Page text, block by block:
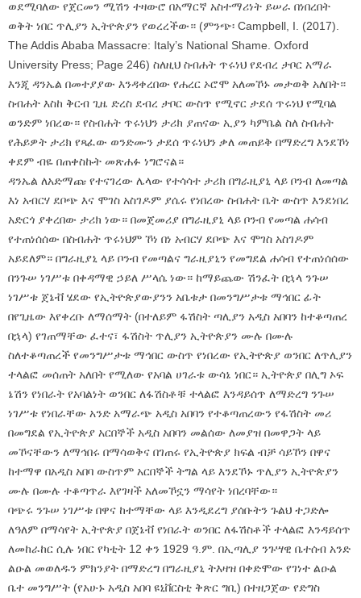
ወደሚባለው የጀርመን ሚሽን ተዛውሮ በአማርኛ አስተማሪነት ይሠራ በነበረበት
ወቅት ነበር ጥሊያን ኢትዮጵያን የወረረችው። (ምንጭ፡ Campbell, I. (2017).
The Addis Ababa Massacre: Italy’s National Shame. Oxford
University Press; Page 246) ስለዚህ ስብሐት ጥሩነህ የደብረ ታቦር አማራ
እንጂ ዳንኤል በመተያያው እንዳቀረበው የሐረር ኦሮሞ አለመኾኑ መታወቅ አለበት።
ስብሐት እስከ ቅርብ ጊዜ ድረስ ደብረ ታቦር ውስጥ የሚኖር ታደሰ ጥሩነህ የሚባል
ወንድም ነበረው። የስብሐት ጥሩነህን ታሪክ ያጠናው ኢያን ካምቤል ስለ ስብሐት
የሕይዎት ታሪክ የጻፈው ወንድሙን ታደሰ ጥሩነህን ቃለ መጠይቅ በማድረግ እንደኾነ
ቀደም ብዬ በጠቀስኩት መጽሐፉ ነግሮናል።
ዳንኤል ለአድማጩ የተናገረው ሌላው የተሳሳተ ታሪክ በግራዚያኒ ላይ ቦንብ ለመጣል
እነ አብርሃ ደቦጭ እና ሞገስ አስገዶም ያሴሩ የነበረው ስብሐት ቤት ውስጥ እንደነበረ
አድርጎ ያቀረበው ታሪክ ነው። በመጀመሪያ በግራዚያኒ ላይ ቦንብ የመጣል ሐሳብ
የተጠነሰሰው በስብሐት ጥሩነህም ኾነ በነ አብርሃ ደቦጭ እና ሞገስ አስገዶም
አይደለም። በግራዚያኒ ላይ ቦንብ የመጣልና ግራዚያኒን የመግደል ሐሳብ የተጠነሰሰው
በንጉሠ ነገሥቱ በቀዳማዊ ኃይለ ሥላሴ ነው። ከማይጨው ሽንፈት በኋላ ንጉሠ
ነገሥቱ ጀኔቭ ሄደው የኢትዮጵያውያንን አቤቱታ በመንግሥታቱ ማኅበር ፊት
በየጊዜው እየቀረቡ ለማሰማት (በተለይም ፋሽስት ጣሊያን አዲስ አበባን ከተቆጣጠረ
በኋላ) የገጠማቸው ፈተና፣ ፋሽስት ጥሊያን ኢትዮጵያን ሙሉ በሙሉ
ስለተቆጣጠረች የመንግሥታቱ ማኅበር ውስጥ የነበረው የኢትዮጵያ ወንበር ለጥሊያን
ተላልፎ መሰጠት አለበት የሚለው የአባል ሀገራቱ ውሳኔ ነበር። ኢትዮጵያ በሊግ ኦፍ
ኔሽን የነበራት የአባልነት ወንበር ለፋሽስቶቹ ተላልፎ እንዳይሰጥ ለማድረግ ንጉሠ
ነገሥቱ የነበራቸው አንድ አማራጭ አዲስ አበባን የተቆጣጠረውን የፋሽስት መሪ
በመግደል የኢትዮጵያ አርበኞች አዲስ አበባን መልሰው ለመያዝ በመዋጋት ላይ
መኾናቸውን ለማኅበሩ በማሳወቅና በገጠሩ የኢትዮጵያ ክፍል ብቻ ሳይኾን በዋና
ከተማዋ በአዲስ አበባ ውስጥም አርበኞች ትግል ላይ እንደኾኑ ጥሊያን ኢትዮጵያን
ሙሉ በሙሉ ተቆጣጥራ እየገዛች አለመኾኗን ማሳየት ነበረባቸው።
ባጭሩ ንጉሠ ነገሥቱ በዋና ከተማቸው ላይ እንዲደረግ ያሰቡትን ጉልህ ተጋድሎ
ለዓለም በማሳየት ኢትዮጵያ በጀኔቭ የነበራት ወንበር ለፋሽስቶች ተላልፎ እንዳይሰጥ
ለመከራከር ሲሉ ነበር የካቲት 12 ቀን 1929 ዓ.ም. በኢጣሊያ ንጉሣዊ ቤተሰብ አንድ
ልዑል መወለዱን ምክንያት በማድረግ በግራዚያኒ ትእዛዝ በቀድሞው የገነተ ልዑል
ቤተ መንግሥት (የአሁኑ አዲስ አበባ ዩኒቨርስቲ ቅጽር ግቢ) በተዘጋጀው የድግስ